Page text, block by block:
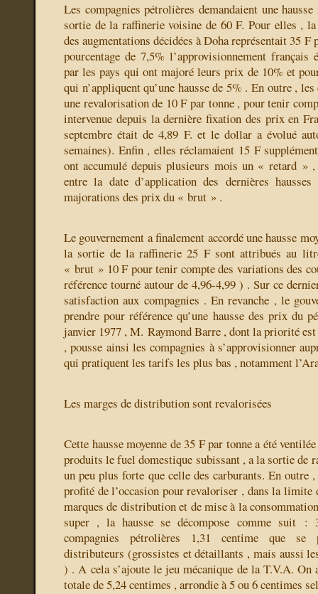
Les compagnies pétrolières demandaient une
sortie de la raffinerie voisine de 60 F. Pour elles , la
des augmentations décidées à Doha représentait 35
pourcentage de 7,5% l’approvisionnement
par les pays qui ont majoré leurs prix de 10% et
qui n’appliquent qu’une hausse de 5% . En outre ,
une revalorisation de 10 F par tonne , pour tenir
intervenue depuis la dernière fixation des prix en
septembre était de 4,89 F. et le dollar a évolué
semaines). Enfin , elles réclamaient 15 F
ont accumulé depuis plusieurs mois un « retard » ,
entre la date d’application des dernières
majorations des prix du « brut » .
Le gouvernement a finalement accordé une hausse
la sortie de la raffinerie 25 F sont attribués au
« brut » 10 F pour tenir compte des variations des
référence tourné autour de 4,96-4,99 ) . Sur ce
satisfaction aux compagnies . En revanche , le
prendre pour référence qu’une hausse des prix du
janvier 1977 , M. Raymond Barre , dont la priorité
, pousse ainsi les compagnies à s’approvisionner
qui pratiquent les tarifs les plus bas , notamment
Les marges de distribution sont revalorisées
Cette hausse moyenne de 35 F par tonne a été
produits le fuel domestique subissant , a la sortie de
un peu plus forte que celle des carburants. En outre
profité de l’occasion pour revaloriser , dans la limite
marques de distribution et de mise à la
super , la hausse se décompose comme suit :
compagnies pétrolières 1,31 centime que se
distributeurs (grossistes et détaillants , mais aussi
) . A cela s’ajoute le jeu mécanique de la T.V.A. On
totale de 5,24 centimes , arrondie à 5 ou 6 centimes